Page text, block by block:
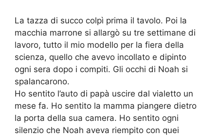
La tazza di succo colpì prima il tavolo. Poi la
macchia marrone si allargò su tre settimane di
lavoro, tutto il mio modello per la fiera della
scienza, quello che avevo incollato e dipinto
ogni sera dopo i compiti. Gli occhi di Noah si
spalancarono.
Ho sentito l’auto di papà uscire dal vialetto un
mese fa. Ho sentito la mamma piangere dietro
la porta della sua camera. Ho sentito ogni
silenzio che Noah aveva riempito con quei